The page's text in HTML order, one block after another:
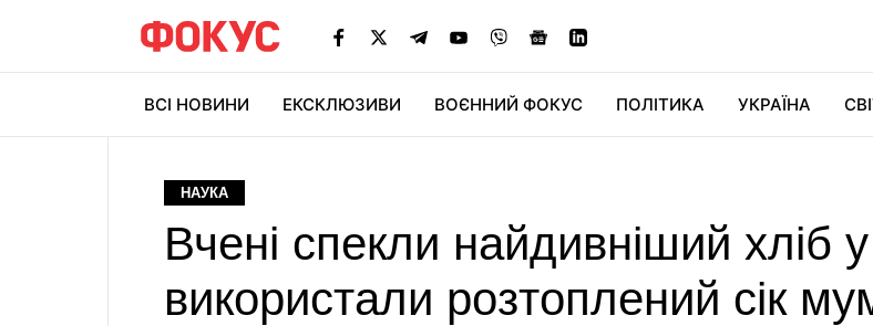
ВСІ НОВИНИ ЕКСКЛЮЗИВИ ВОЄННИЙ ФОКУС ПОЛІТИКА УКРАЇНА
НАУКА
Вчені спекли найдивніший хліб у
використали розтоплений сік